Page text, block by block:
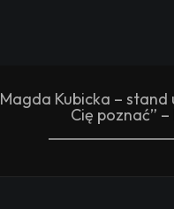
Magda Kubicka – stand
Cię poznać” –